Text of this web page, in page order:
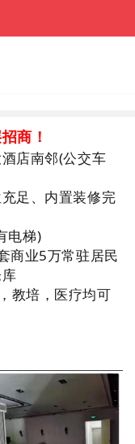
商！
店南邻(公交车
足、内置装修完
电梯)
商业5万常驻居民
教培，医疗均可